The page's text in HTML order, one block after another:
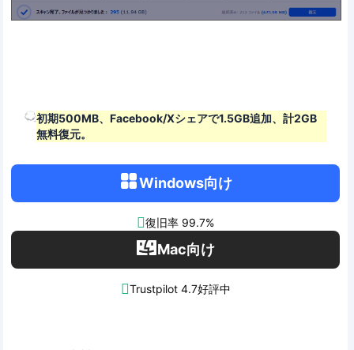
初期500MB、Facebook/Xシェアで1.5GB追加、計2GB
無料復元。
Windows向け
復旧率 99.7%
Mac向け
Trustpilot 4.7好評中